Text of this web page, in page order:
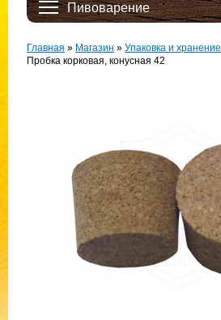
Пивоварение
Главная » Магазин » Упаковка и хранение
Пробка корковая, конусная 42